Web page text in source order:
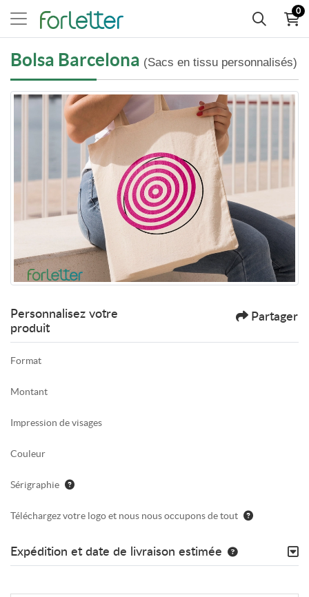
0
Bolsa Barcelona (Sacs en tissu personnalisés)
Personnalisez votre
produit
Partager
Format
Montant
Impression de visages
Couleur
Sérigraphie
Téléchargez votre logo et nous nous occupons de tout
Expédition et date de livraison estimée